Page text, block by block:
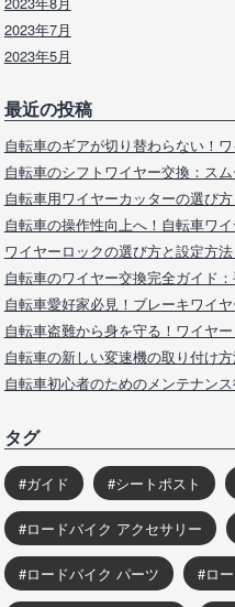
2023年7月
2023年5月
最近の投稿
自転車のギアが切り替わらない！
自転車のシフトワイヤー交換：ス
自転車用ワイヤーカッターの選び
自転車の操作性向上へ！自転車ワ
ワイヤーロックの選び方と設定方
自転車のワイヤー交換完全ガイド
自転車愛好家必見！ブレーキワイ
自転車盗難から身を守る！ワイヤ
自転車の新しい変速機の取り付け
自転車初心者のためのメンテナン
タグ
ガイド シートポスト
ロードバイク アクセサリー
ロードバイク パーツ ロ